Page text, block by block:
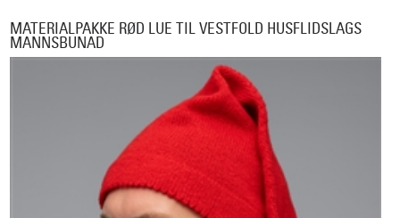
MATERIALPAKKE RØD LUE TIL VESTFOLD HUSFLIDSLAGS
MANNSBUNAD